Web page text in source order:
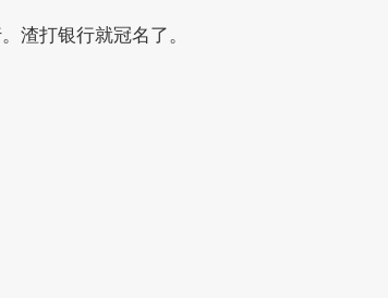
打银行就冠名了。